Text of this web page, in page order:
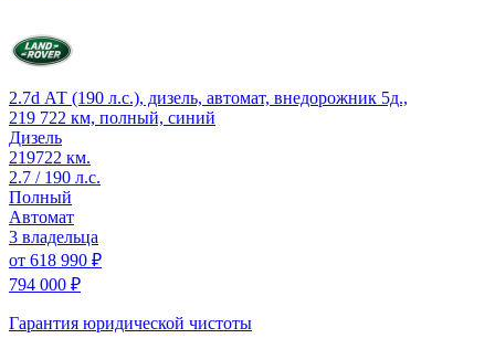
2.7d АТ (190 л.с.), дизель, автомат, внедорожник 5д.,
219 722 км, полный, синий
Дизель
219722 км.
2.7 / 190 л.с.
Полный
Автомат
3 владельца
от 618 990 ₽
794 000 ₽
Гарантия юридической чистоты